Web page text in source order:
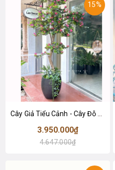
15%
3.950.000₫
4.647.000₫